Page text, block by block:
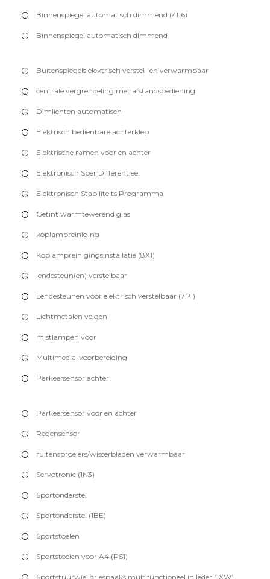
Binnenspiegel automatisch dimmend (4L6)
Binnenspiegel automatisch dimmend
Buitenspiegels elektrisch verstel- en verwarmbaar
centrale vergrendeling met afstandsbediening
Dimlichten automatisch
Elektrisch bedienbare achterklep
Elektrische ramen voor en achter
Elektronisch Sper Differentieel
Elektronisch Stabiliteits Programma
Getint warmtewerend glas
koplampreiniging
Koplampreinigingsinstallatie (8X1)
lendesteun(en) verstelbaar
Lendesteunen vóór elektrisch verstelbaar (7P1)
Lichtmetalen velgen
mistlampen voor
Multimedia-voorbereiding
Parkeersensor achter
Parkeersensor voor en achter
Regensensor
ruitensproeiers/wisserbladen verwarmbaar
Servotronic (1N3)
Sportonderstel
Sportonderstel (1BE)
Sportstoelen
Sportstoelen voor A4 (PS1)
Sportstuurwiel driespaaks multifunctioneel in leder (1XW)